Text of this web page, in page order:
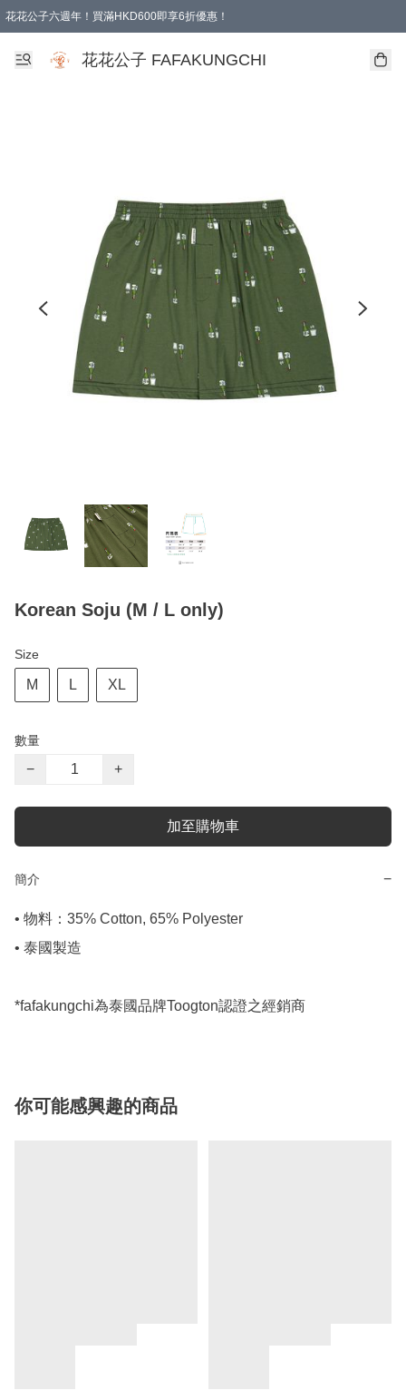
花花公子六週年！買滿HKD600即享6折優惠！
購物滿 HKD 600.00即享免運費優惠！（適用於 本地取貨 )
花花公子 FAFAKUNGCHI
Korean Soju (M / L only)
Size
M L XL
數量
− +
加至購物車
簡介 −
• 物料：35% Cotton, 65% Polyester
• 泰國製造
*fafakungchi為泰國品牌Toogton認證之經銷商
你可能感興趣的商品